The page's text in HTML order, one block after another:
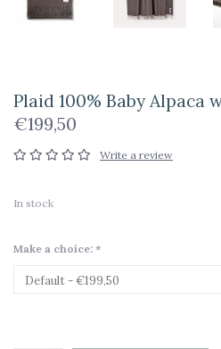
Plaid 100% Baby Alpaca
€199,50
Write a review
In stock
Make a choice: *